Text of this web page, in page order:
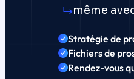
même
Stratégie de
Fichiers de
Rendez-vous